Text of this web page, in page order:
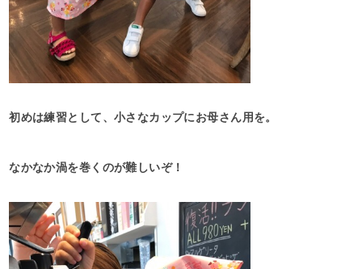
初めは練習として、小さなカップにお母さん用を。
なかなか渦を巻くのが難しいぞ！